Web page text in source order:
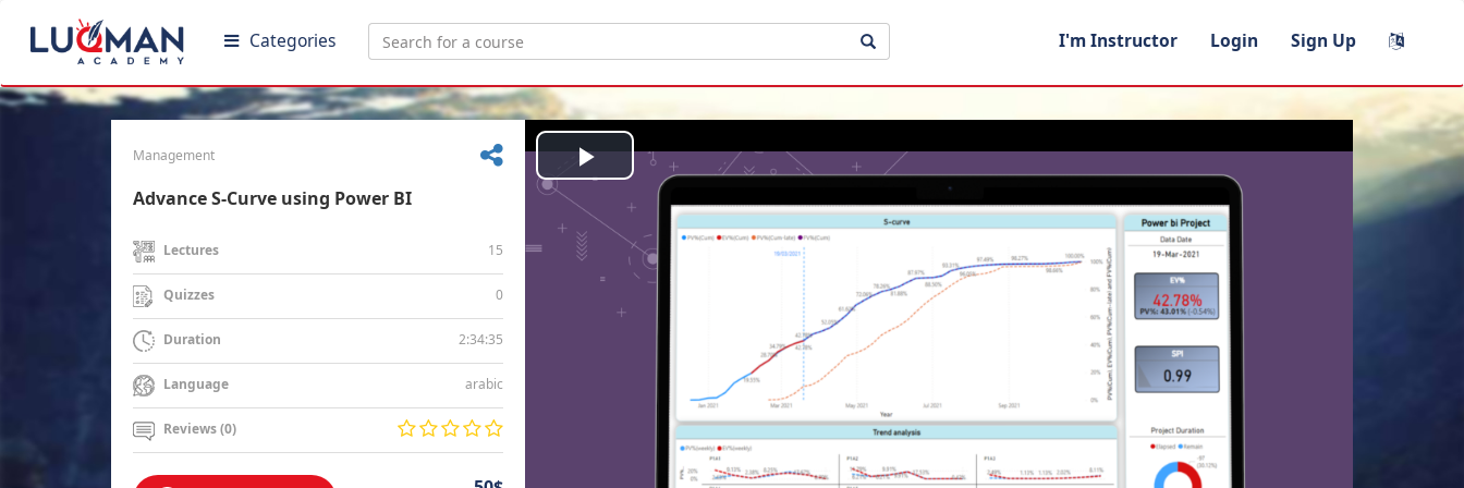
Categories I'm Instructor Login Sign Up
Management
Advance S-Curve using Power BI
Lectures 15
Quizzes 0
Duration 2:34:35
Language arabic
Reviews (0)
Play
Video